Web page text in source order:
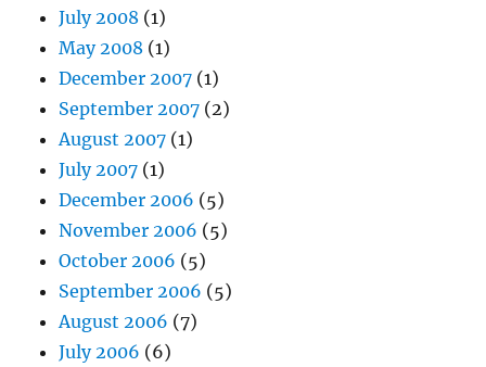
July 2008 (1)
May 2008 (1)
December 2007 (1)
September 2007 (2)
August 2007 (1)
July 2007 (1)
December 2006 (5)
November 2006 (5)
October 2006 (5)
September 2006 (5)
August 2006 (7)
July 2006 (6)